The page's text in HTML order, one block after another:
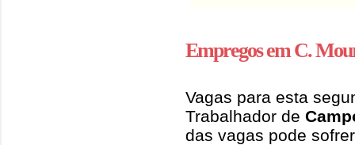
Empregos em C.
Vagas para esta
Trabalhador de
das vagas pode